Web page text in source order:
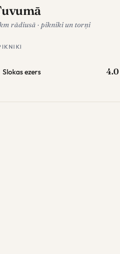
rādiusā · pikniki un torņi
Slokas ezers 4.0